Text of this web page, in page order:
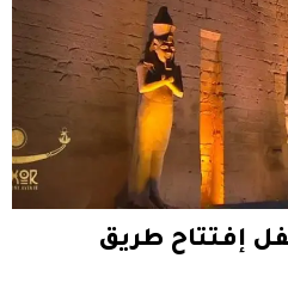
إفتتاح طريق